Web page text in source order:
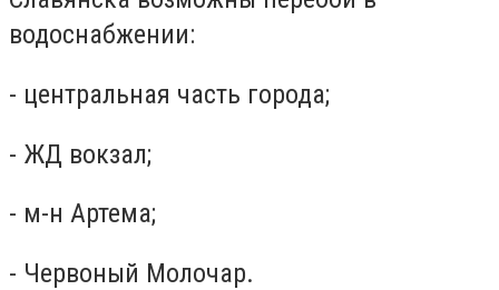
водоснабжении:
- центральная часть города;
- ЖД вокзал;
- м-н Артема;
- Червоный Молочар.